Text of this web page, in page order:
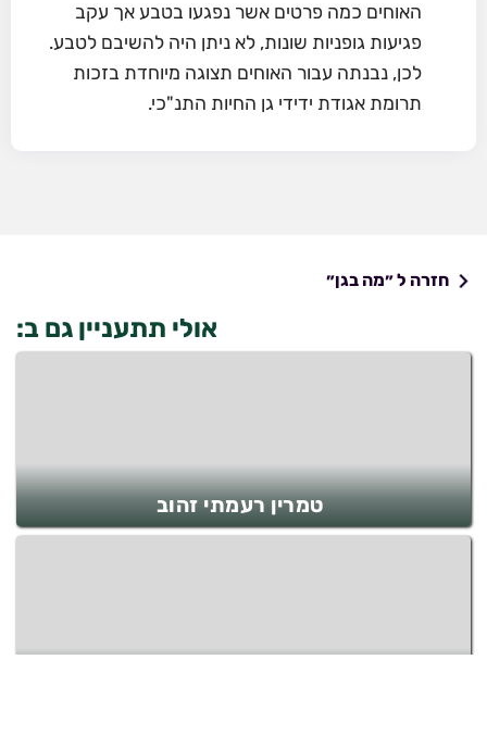
האוחים כמה פרטים אשר נפגעו בטבע אך עקב
פגיעות גופניות שונות, לא ניתן היה להשיבם לטבע.
לכן, נבנתה עבור האוחים תצוגה מיוחדת בזכות
תרומת אגודת ידידי גן החיות התנ"כי.
חזרה ל ״מה בגן״
אולי תתעניין גם ב:
טמרין רעמתי זהוב